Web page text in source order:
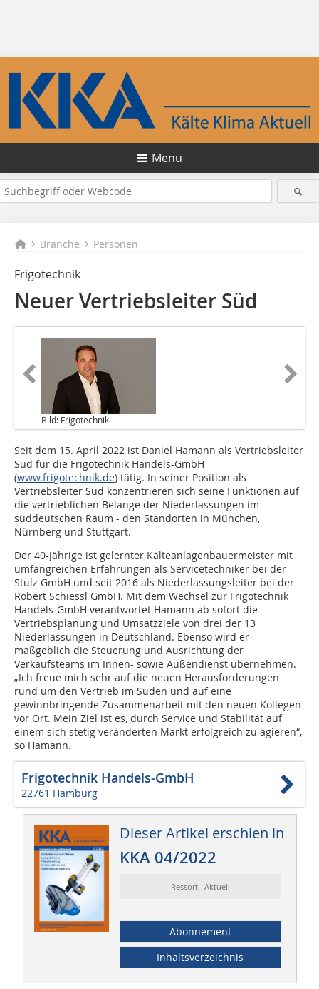
Menü
Branche Personen
Frigotechnik
Neuer Vertriebsleiter Süd
Bild: Frigotechnik
Seit dem 15. April 2022 ist Daniel Hamann als Vertriebsleiter
Süd für die Frigotechnik Handels-GmbH
(www.frigotechnik.de) tätig. In seiner Position als
Vertriebsleiter Süd konzentrieren sich seine Funktionen auf
die vertrieblichen Belange der Niederlassungen im
süddeutschen Raum - den Standorten in München,
Nürnberg und Stuttgart.
Der 40-Jährige ist gelernter Kälteanlagenbauermeister mit
umfangreichen Erfahrungen als Servicetechniker bei der
Stulz GmbH und seit 2016 als Niederlassungsleiter bei der
Robert Schiessl GmbH. Mit dem Wechsel zur Frigotechnik
Handels-GmbH verantwortet Hamann ab sofort die
Vertriebsplanung und Umsatzziele von drei der 13
Niederlassungen in Deutschland. Ebenso wird er
maßgeblich die Steuerung und Ausrichtung der
Verkaufsteams im Innen- sowie Außendienst übernehmen.
„Ich freue mich sehr auf die neuen Herausforderungen
rund um den Vertrieb im Süden und auf eine
gewinnbringende Zusammenarbeit mit den neuen Kollegen
vor Ort. Mein Ziel ist es, durch Service und Stabilität auf
einem sich stetig veränderten Markt erfolgreich zu agieren“,
so Hamann.
Frigotechnik Handels-GmbH
22761 Hamburg
Dieser Artikel erschien in
KKA 04/2022
Ressort: Aktuell
Abonnement
Inhaltsverzeichnis